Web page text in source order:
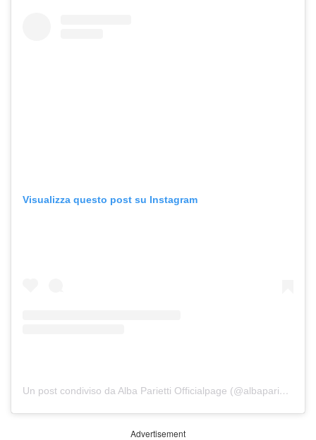
Visualizza questo post su Instagram
Un post condiviso da Alba Parietti Officialpage (@albaparietti)
Advertisement